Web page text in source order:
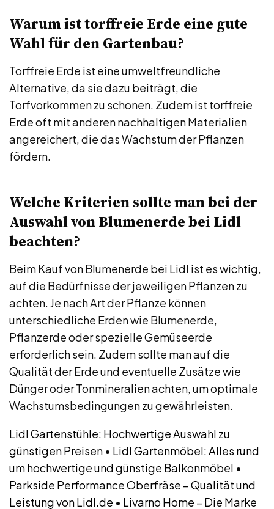
Warum ist torffreie Erde eine gute
Wahl für den Gartenbau?
Torffreie Erde ist eine umweltfreundliche
Alternative, da sie dazu beiträgt, die
Torfvorkommen zu schonen. Zudem ist torffreie
Erde oft mit anderen nachhaltigen Materialien
angereichert, die das Wachstum der Pflanzen
fördern.
Welche Kriterien sollte man bei der
Auswahl von Blumenerde bei Lidl
beachten?
Beim Kauf von Blumenerde bei Lidl ist es wichtig,
auf die Bedürfnisse der jeweiligen Pflanzen zu
achten. Je nach Art der Pflanze können
unterschiedliche Erden wie Blumenerde,
Pflanzerde oder spezielle Gemüseerde
erforderlich sein. Zudem sollte man auf die
Qualität der Erde und eventuelle Zusätze wie
Dünger oder Tonmineralien achten, um optimale
Wachstumsbedingungen zu gewährleisten.
Lidl Gartenstühle: Hochwertige Auswahl zu
günstigen Preisen • Lidl Gartenmöbel: Alles rund
um hochwertige und günstige Balkonmöbel •
Parkside Performance Oberfräse – Qualität und
Leistung von Lidl.de • Livarno Home – Die Marke